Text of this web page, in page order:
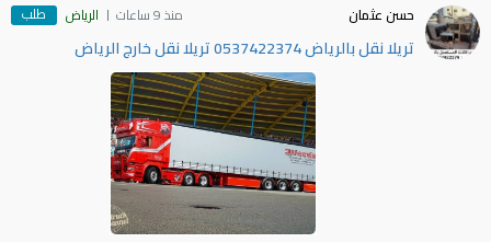
حسن عثمان منذ 9 ساعات الرياض طلب
تريلا نقل بالرياض 0537422374 تريلا نقل خارج الرياض